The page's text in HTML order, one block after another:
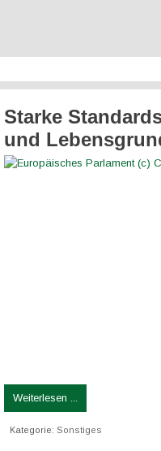
Starke
und
Weiterlesen ...
Kategorie:Sonstiges